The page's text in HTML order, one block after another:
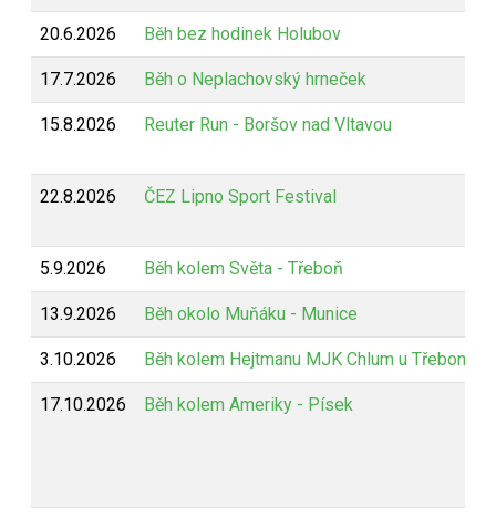
20.6.2026 Běh bez hodinek Holubov
17.7.2026 Běh o Neplachovský hrneček
15.8.2026 Reuter Run - Boršov nad Vltavou
22.8.2026 ČEZ Lipno Sport Festival
5.9.2026 Běh kolem Světa - Třeboň
13.9.2026 Běh okolo Muňáku - Munice
3.10.2026 Běh kolem Hejtmanu MJK Chlum u Třeboně
17.10.2026 Běh kolem Ameriky - Písek